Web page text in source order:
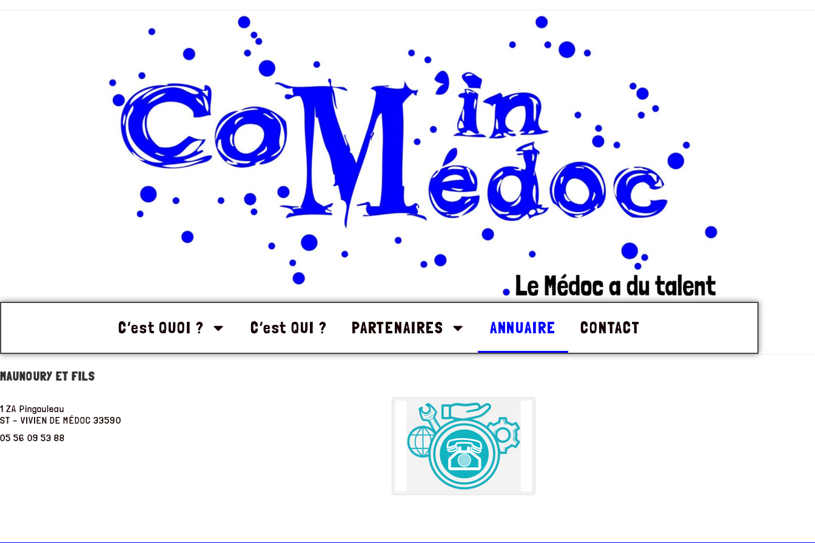
C’est QUOI ? C’est QUI ? PARTENAIRES ANNUAIRE CONTACT
MAUNOURY ET FILS
1 ZA Pingouleau
ST – VIVIEN DE MÉDOC 33590
05 56 09 53 88